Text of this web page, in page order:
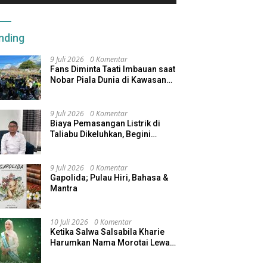
9 Juli 2026 0 Komentar
Fans Diminta Taati Imbauan saat
Nobar Piala Dunia di Kawasan
9 Juli 2026 0 Komentar
Biaya Pemasangan Listrik di
Taliabu Dikeluhkan, Begini
9 Juli 2026 0 Komentar
Gapolida; Pulau Hiri, Bahasa &
Mantra
10 Juli 2026 0 Komentar
Ketika Salwa Salsabila Kharie
Harumkan Nama Morotai Lewat